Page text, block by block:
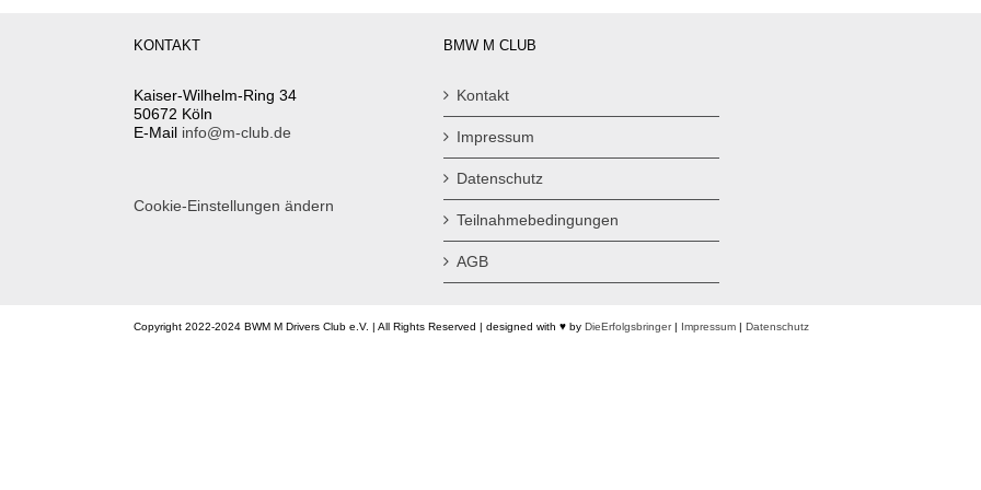
KONTAKT
Kaiser-Wilhelm-Ring 34
50672 Köln
E-Mail info@m-club.de
Cookie-Einstellungen ändern
BMW M CLUB
Kontakt
Impressum
Datenschutz
Teilnahmebedingungen
AGB
Copyright 2022-2024 BWM M Drivers Club e.V. | All Rights Reserved | designed with ♥ by DieErfolgsbringer| Impressum | Datenschutz